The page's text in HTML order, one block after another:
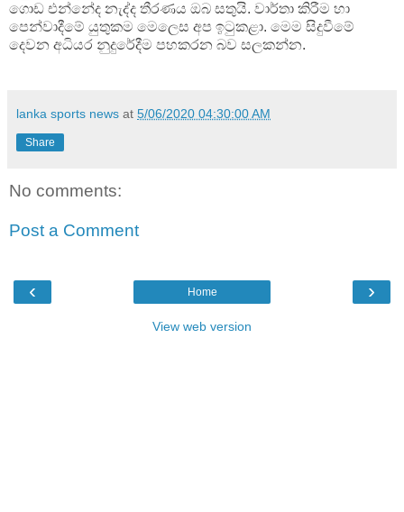
ගොඩ එන්නේද නැද්ද තීරණය ඔබ සතුයි. වාර්තා කිරීම හා
පෙන්වාදීමේ යුතුකම මෙලෙස අප ඉටුකළා. මෙම සිදුවීමේ
දෙවන අධියර නුදුරේදීම පහකරන බව සලකන්න.
lanka sports news at 5/06/2020 04:30:00 AM
Share
No comments:
Post a Comment
‹ ›
Home
View web version